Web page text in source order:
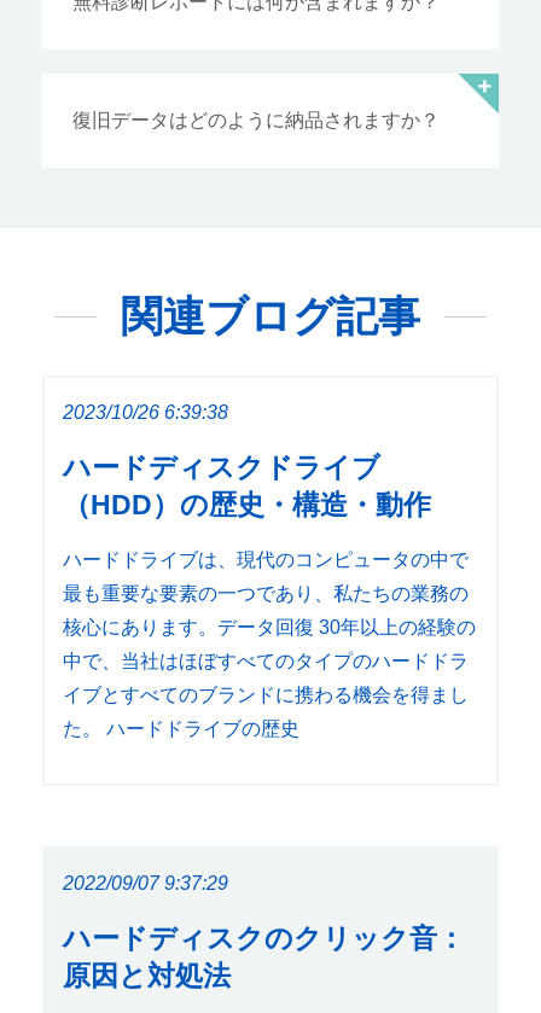
復旧データはどのように納品されますか？
関連ブログ記事
2023/10/26 6:39:38
ハードディスクドライブ
（HDD）の歴史・構造・動作
ハードドライブは、現代のコンピュータの中で
最も重要な要素の一つであり、私たちの業務の
核心にあります。データ回復 30年以上の経験の
中で、当社はほぼすべてのタイプのハードドラ
イブとすべてのブランドに携わる機会を得まし
た。 ハードドライブの歴史
2022/09/07 9:37:29
ハードディスクのクリック音：
原因と対処法